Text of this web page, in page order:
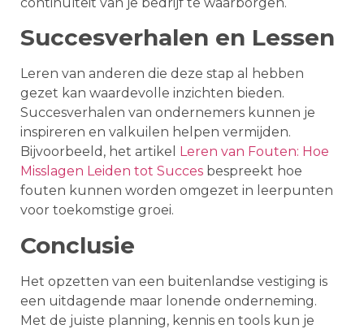
Succesverhalen en Lessen
Leren van anderen die deze stap al hebben
gezet kan waardevolle inzichten bieden.
Succesverhalen van ondernemers kunnen je
inspireren en valkuilen helpen vermijden.
Bijvoorbeeld, het artikel
Leren van Fouten: Hoe
Misslagen Leiden tot Succes bespreekt hoe
fouten kunnen worden omgezet in leerpunten
voor toekomstige groei.
Conclusie
Het opzetten van een buitenlandse vestiging is
een uitdagende maar lonende onderneming.
Met de juiste planning, kennis en tools kun je